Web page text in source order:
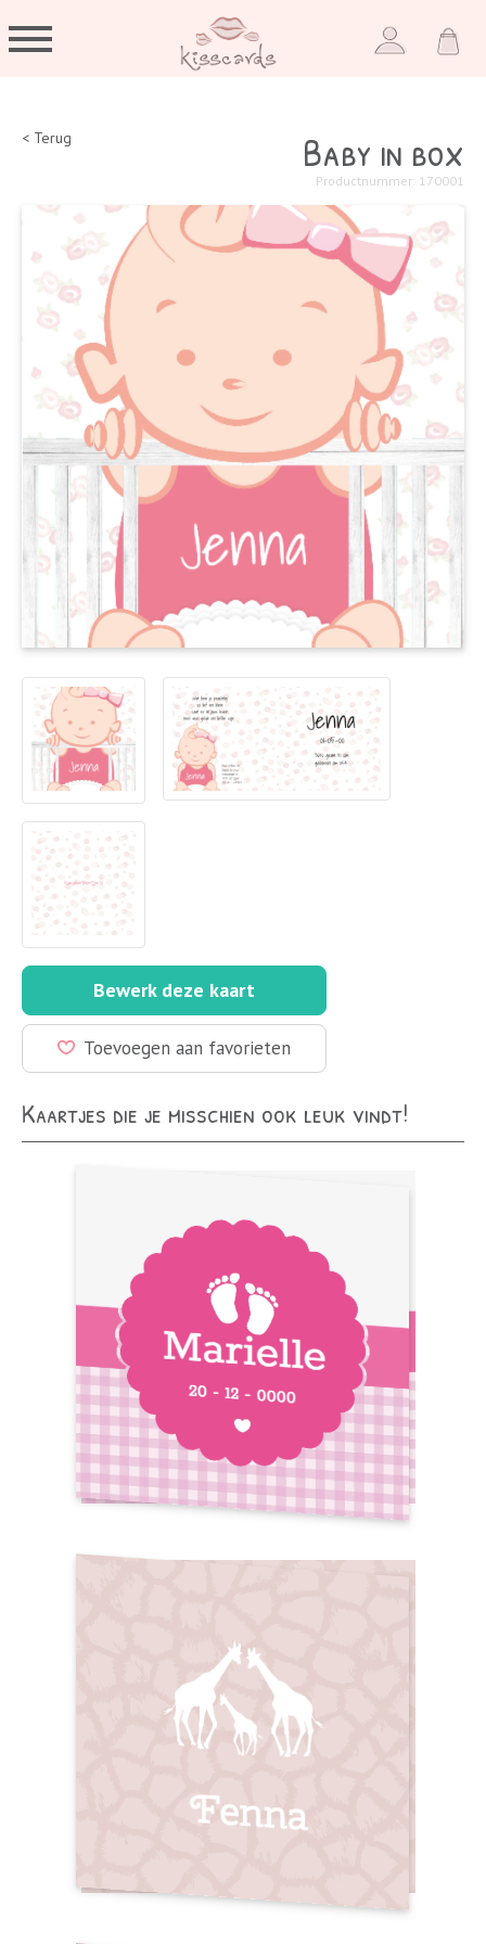
< Terug Baby in box
Productnummer: 170001
Bewerk deze kaart
Toevoegen aan favorieten
Kaartjes die je misschien ook leuk vindt!